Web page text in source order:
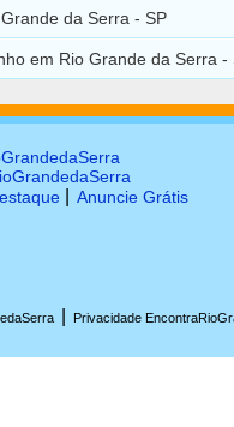
da Serra - SP
em Rio Grande da Serra -
Anuncie Grátis
Privacidade